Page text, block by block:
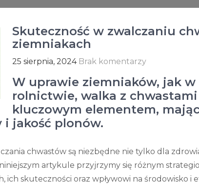
Skuteczność w zwalczaniu
ziemniakach
25 sierpnia, 2024 Brak komentarzy
W uprawie ziemniaków, jak w
rolnictwie, walka z
kluczowym elementem,
i jakość plonów.
chwastów są niezbędne nie tylko dla
artykule przyjrzymy się różnym
ich skuteczności oraz wpływowi na środowisko i